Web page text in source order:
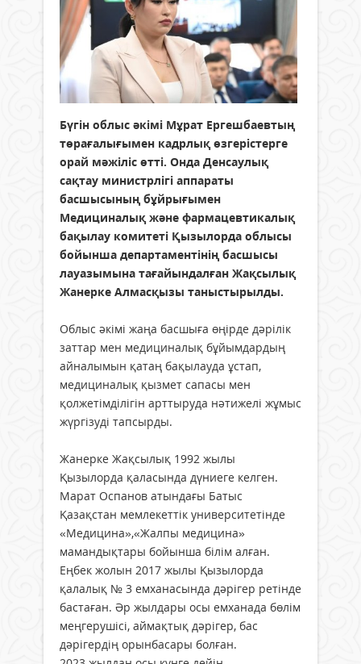
Бүгін облыс әкімі Мұрат Ергешбаевтың
төрағалығымен кадрлық өзгерістерге
орай мәжіліс өтті. Онда Денсаулық
сақтау министрлігі аппараты
басшысының бұйрығымен
Медициналық және фармацевтикалық
бақылау комитеті Қызылорда облысы
бойынша департаментінің басшысы
лауазымына тағайындалған Жақсылық
Жанерке Алмасқызы таныстырылды.
Облыс әкімі жаңа басшыға өңірде дәрілік
заттар мен медициналық бұйымдардың
айналымын қатаң бақылауда ұстап,
медициналық қызмет сапасы мен
қолжетімділігін арттыруда нәтижелі жұмыс
жүргізуді тапсырды.
Жанерке Жақсылық 1992 жылы
Қызылорда қаласында дүниеге келген.
Марат Оспанов атындағы Батыс
Қазақстан мемлекеттік университетінде
«Медицина»,«Жалпы медицина»
мамандықтары бойынша білім алған.
Еңбек жолын 2017 жылы Қызылорда
қалалық № 3 емханасында дәрігер ретінде
бастаған. Әр жылдары осы емханада бөлім
меңгерушісі, аймақтық дәрігер, бас
дәрігердің орынбасары болған.